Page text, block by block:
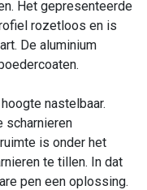
Het gepresenteerde
rozetloos en is
De aluminium
nastelbaar.
scharnieren
is onder het
te tillen. In dat
pen een oplossing.